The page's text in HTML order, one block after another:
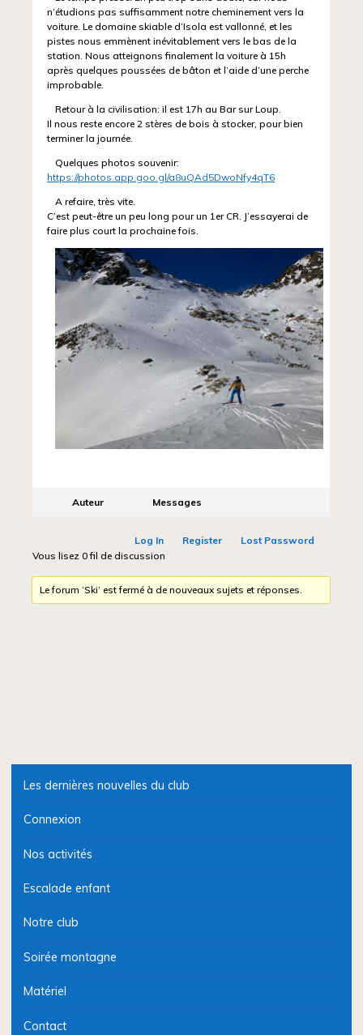
n’étudions pas suffisamment notre cheminement vers la
voiture. Le domaine skiable d’Isola est vallonné, et les
pistes nous emmènent inévitablement vers le bas de la
station. Nous atteignons finalement la voiture à 15h
après quelques poussées de bâton et l’aide d’une perche
improbable.
Retour à la civilisation: il est 17h au Bar sur Loup.
Il nous reste encore 2 stères de bois à stocker, pour bien
terminer la journée.
Quelques photos souvenir:
https://photos.app.goo.gl/a8uQAd5DwoNfy4qT6
A refaire, très vite.
C’est peut-être un peu long pour un 1er CR. J’essayerai de
faire plus court la prochaine fois.
Auteur Messages
Log In Register
Lost Password
Vous lisez 0 fil de discussion
Le forum ‘Ski’ est fermé à de nouveaux sujets et réponses.
Les dernières nouvelles du club
Connexion
Nos activités
Escalade enfant
Notre club
Soirée montagne
Matériel
Contact